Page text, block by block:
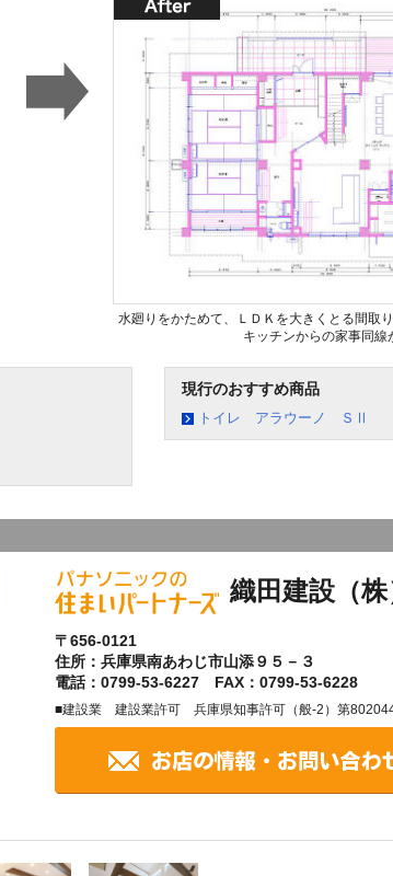
水廻りをかためて、ＬＤＫを大きくとる間取
キッチンからの家事同線
現行のおすすめ商品
トイレ アラウーノ ＳⅡ
織田建設（株
〒656-0121
住所：兵庫県南あわじ市山添９５－３
電話：0799-53-6227 FAX：0799-53-6228
■建設業 建設業許可 兵庫県知事許可（般-2）第